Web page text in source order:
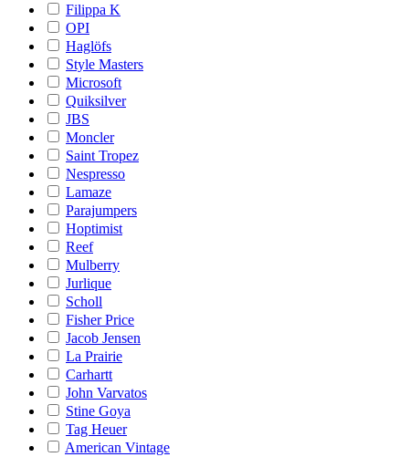
Filippa K
OPI
Haglöfs
Style Masters
Microsoft
Quiksilver
JBS
Moncler
Saint Tropez
Nespresso
Lamaze
Parajumpers
Hoptimist
Reef
Mulberry
Jurlique
Scholl
Fisher Price
Jacob Jensen
La Prairie
Carhartt
John Varvatos
Stine Goya
Tag Heuer
American Vintage